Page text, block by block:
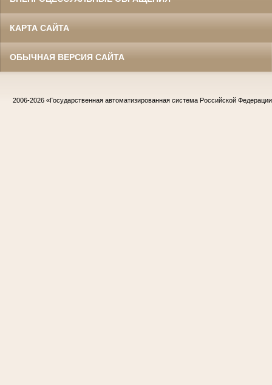
КАРТА САЙТА
ОБЫЧНАЯ ВЕРСИЯ САЙТА
2006-2026 «Государственная автоматизированная система Российской